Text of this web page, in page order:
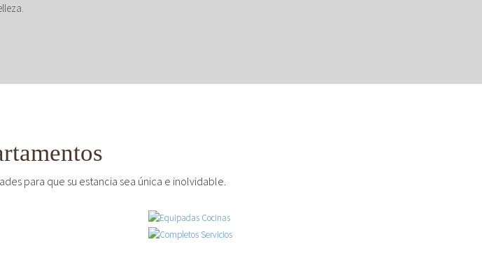
para que su estancia sea única e inolvidable.